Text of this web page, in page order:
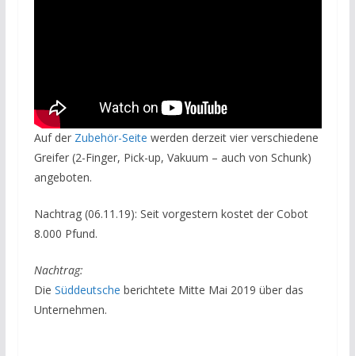
Auf der Zubehör-Seite werden derzeit vier verschiedene
Greifer (2-Finger, Pick-up, Vakuum – auch von Schunk)
angeboten.
Nachtrag (06.11.19): Seit vorgestern kostet der Cobot
8.000 Pfund.
Nachtrag:
Die Süddeutsche berichtete Mitte Mai 2019 über das
Unternehmen.